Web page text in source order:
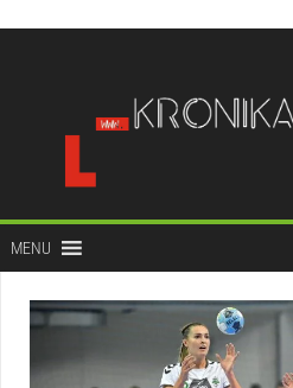
treści
MENU